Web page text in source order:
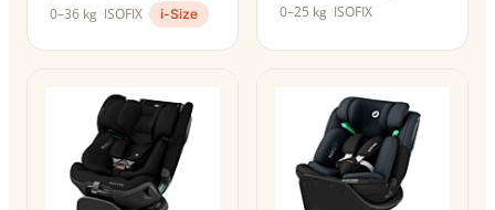
0–36 kg ISOFIX i-Size
0–25 kg ISOFIX